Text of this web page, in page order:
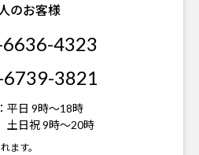
のお客様
4323
3821
平日 9時～18時
土日祝 9時～20時
ます。